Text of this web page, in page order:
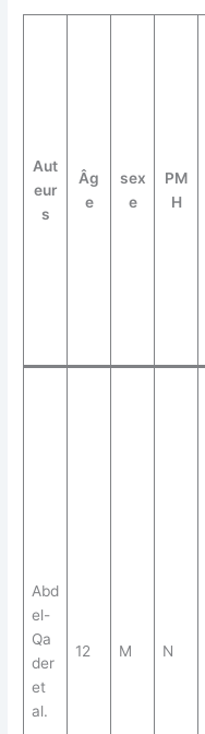
Aut
eur
s
Âg
e
sex
e
PM
H
Abd
el-
Qa
der
et
al.
12 M N